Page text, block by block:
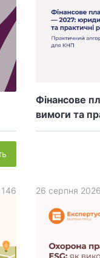
Фінансове
вимоги та
146 26 серпня 2026